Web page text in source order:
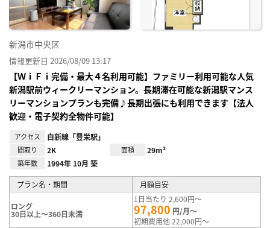
新潟市中央区
情報更新日 2026/08/09 13:17
【ＷｉＦｉ完備・最大４名利用可能】ファミリー利用可能な人気
新潟駅前ウィークリーマンション。長期滞在可能な新潟駅マンス
リーマンションプランも完備♪長期出張にも利用できます【法人
歓迎・電子契約全物件可能】
アクセス 白新線「豊栄駅」
間取り 2K 面積 29m²
築年数 1994年 10月 築
プラン名・期間 月額目安
ロング
30日以上～360日未満
1日当たり 2,600円～
97,800 円/月～
初期費用他 22,000円～